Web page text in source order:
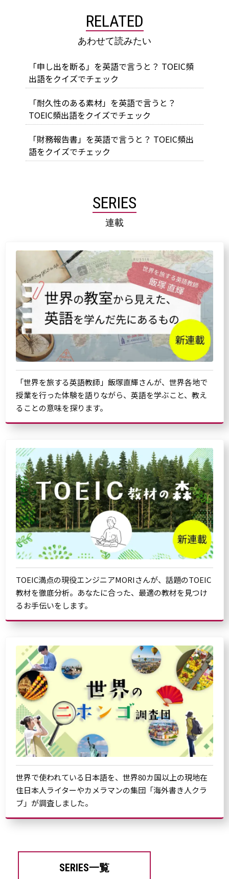
RELATED
あわせて読みたい
「申し出を断る」を英語で言うと？ TOEIC頻
出語をクイズでチェック
「耐久性のある素材」を英語で言うと？
TOEIC頻出語をクイズでチェック
「財務報告書」を英語で言うと？ TOEIC頻出
語をクイズでチェック
SERIES
連載
「世界を旅する英語教師」飯塚直輝さんが、世界各地で
授業を行った体験を語りながら、英語を学ぶこと、教え
ることの意味を探ります。
TOEIC満点の現役エンジニアMORIさんが、話題のTOEIC
教材を徹底分析。あなたに合った、最適の教材を見つけ
るお手伝いをします。
世界で使われている日本語を、世界80カ国以上の現地在
住日本人ライターやカメラマンの集団「海外書き人クラ
ブ」が調査しました。
SERIES一覧